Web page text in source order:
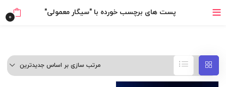
خرید قسطی با ترب‌پی
پست های برچسب خورده با "سیگار معمولی" 0
مرتب سازی بر اساس جدیدترین